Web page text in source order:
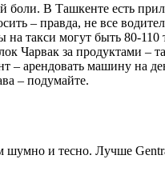
В Ташкенте есть
– правда, не все
такси могут быть 80-
Чарвак за продуктами –
– арендовать машину на
– подумайте.
и тесно. Лучше